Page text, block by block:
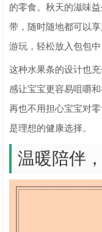
的零食。秋天的滋味
带，随时随地都可以
游玩，轻松放入包包
这种水果条的设计也
感让宝宝更容易咀嚼
再也不用担心宝宝对
是理想的健康选择。
温暖陪伴